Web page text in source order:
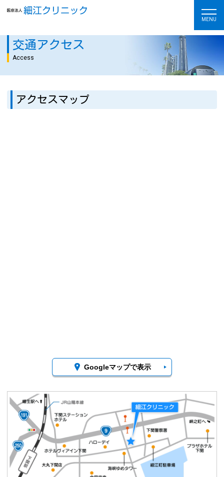
MENU
交通アクセス
Access
アクセスマップ
Googleマップで表示